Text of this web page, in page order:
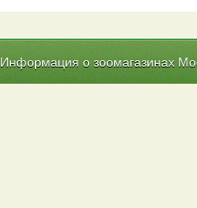
о зоомагазинах